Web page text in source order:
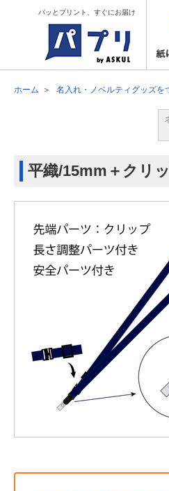
パッとプリント、すぐにお届け
ホーム 名入れ・ノベルティグッズを
平織/15mm＋クリ